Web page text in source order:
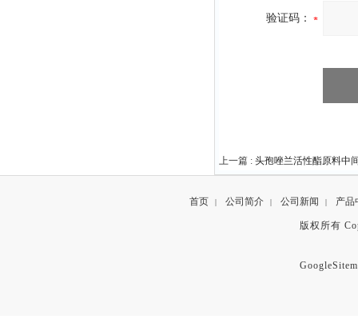
验证码：
上一篇 : 头孢唑兰活性酯原料中
首页 | 公司简介 | 公司新闻 | 产品
版权所有